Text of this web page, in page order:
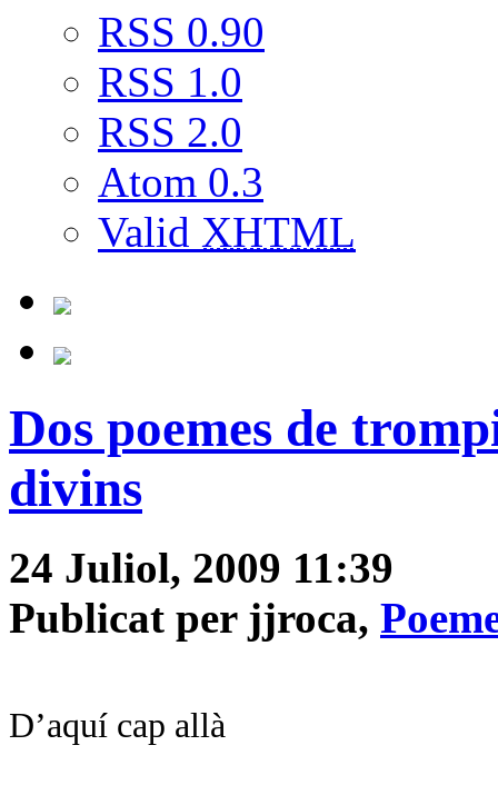
RSS 0.90
RSS 1.0
RSS 2.0
Atom 0.3
Valid XHTML
Dos poemes de
divins
24 Juliol, 2009 11:39
Publicat per jjroca,
D’aquí cap allà